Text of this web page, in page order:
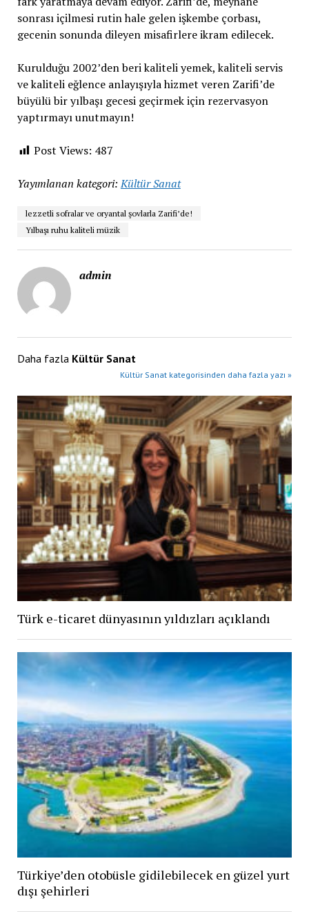
sonrası içilmesi rutin hale gelen işkembe çorbası,
gecenin sonunda dileyen misafirlere ikram edilecek.
Kurulduğu 2002’den beri kaliteli yemek, kaliteli servis
ve kaliteli eğlence anlayışıyla hizmet veren Zarifi’de
büyülü bir yılbaşı gecesi geçirmek için rezervasyon
yaptırmayı unutmayın!
Post Views: 487
Yayımlanan kategori: Kültür Sanat
lezzetli sofralar ve oryantal şovlarla Zarifi’de!
Yılbaşı ruhu kaliteli müzik
admin
Daha fazla Kültür Sanat
Kültür Sanat kategorisinden daha fazla yazı »
Türk e-ticaret dünyasının yıldızları açıklandı
Türkiye’den otobüsle gidilebilecek en güzel yurt
dışı şehirleri